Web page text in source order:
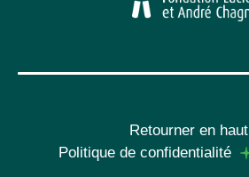
Retourner en haut
Politique de confidentialité